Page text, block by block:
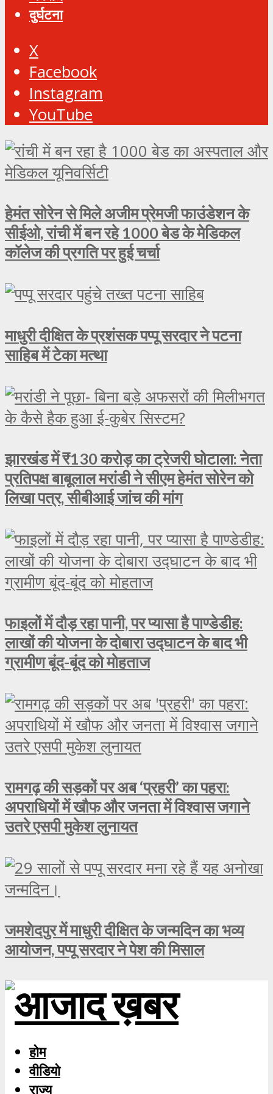
दुर्घटना
X
Facebook
Instagram
YouTube
हेमंत सोरेन से मिले अजीम प्रेमजी फाउंडेशन के
सीईओ, रांची में बन रहे 1000 बेड के मेडिकल
कॉलेज की प्रगति पर हुई चर्चा
माधुरी दीक्षित के प्रशंसक पप्पू सरदार ने पटना
साहिब में टेका मत्था
झारखंड में ₹130 करोड़ का ट्रेजरी घोटाला: नेता
प्रतिपक्ष बाबूलाल मरांडी ने सीएम हेमंत सोरेन को
लिखा पत्र, सीबीआई जांच की मांग
फाइलों में दौड़ रहा पानी, पर प्यासा है पाण्डेडीह:
लाखों की योजना के दोबारा उद्घाटन के बाद भी
ग्रामीण बूंद-बूंद को मोहताज
रामगढ़ की सड़कों पर अब ‘प्रहरी’ का पहरा:
अपराधियों में खौफ और जनता में विश्वास जगाने
उतरे एसपी मुकेश लुनायत
जमशेदपुर में माधुरी दीक्षित के जन्मदिन का भव्य
आयोजन, पप्पू सरदार ने पेश की मिसाल
होम
वीडियो
राज्य